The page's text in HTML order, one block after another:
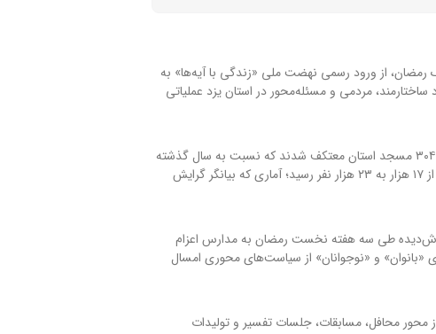
رمضان، از ورود رسمی نهضت ملی «زندگی با آیه‌ها» به
مردمی و مسئله‌محور در استان یزد عملیاتی
وی با اشاره به استقبال کم‌سابقه نوجوانان از آیین اعتکاف اظهار کرد: امسال بیش از ۴۰ هزار نفر در ۳۰۴ مسجد استان معتکف شدند که نسبت به سال گذشته
رشد ۲۲ درصدی را نشان می‌دهد. در بخش دانش‌آموزی نیز با جهش ۳۴ درصدی، شمار معتکفان از ۱۷ هزار به ۲۳ هزار نفر رسید؛ آماری که بیانگر گرایش
همزمان با تقارن ماه رمضان و ايام تحصیل، ۱۰۰ مبلغ جوان آموزش‌دیده طی سه هفته نخست رمضان به مدارس اعزام
«بانوان» و «نوجوانان» از سیاست‌های محوری امسال
تصریح کرد: در این طرح، ۳۰ آیه منتخب، هر روز محور محافل، مسابقات، جلسات تفسیر و تولیدات